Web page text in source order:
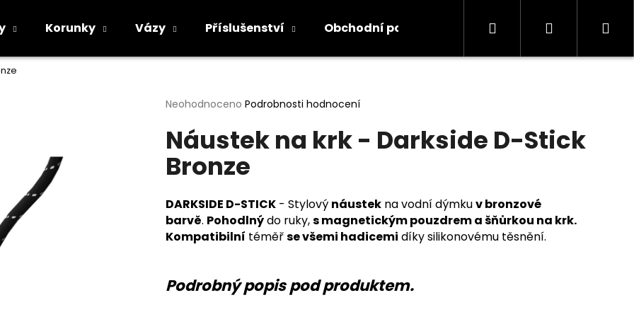
Korunky Vázy Příslušenství Obchodní podmínky Kontakty Informace
Hledat Přihlášení
Průměrné
produktu
je
0,0
hvězdiček.
Neohodnoceno Podrobnosti hodnocení
Náustek na krk - Darkside D-Stick
Bronze
DARKSIDE D-STICK - Stylový náustek na vodní dýmkuv bronzové
barvě. Pohodlnýdo ruky,s magnetickým pouzdrem a šňůrkou na krk.
Kompatibilní téměřse všemi hadicemi díky silikonovému těsnění.
Podrobný popis pod produktem.
Co potřebujete najít?
HLEDAT
Doporučujeme